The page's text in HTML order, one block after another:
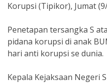
Korupsi (Tipikor), Jumat
Penetapan tersangka S
pidana korupsi di anak
hari anti korupsi se dunia.
Kepala Kejaksaan Negeri